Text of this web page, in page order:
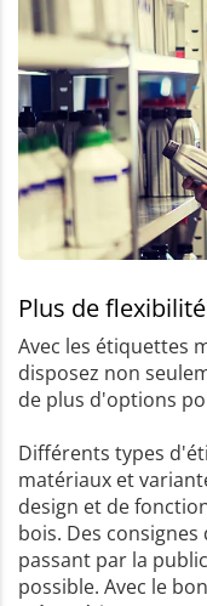
Plus de flexibilité
Avec les étiquettes
disposez non
de plus d'options
Différents types
matériaux et
design et de
bois. Des
passant par la
possible. Avec le